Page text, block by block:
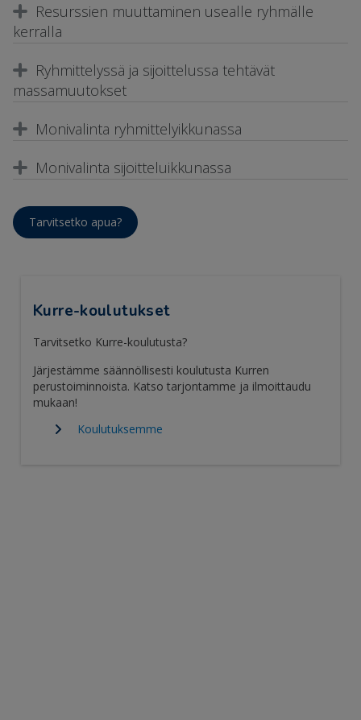
Resurssien muuttaminen usealle ryhmälle
kerralla
Ryhmittelyssä ja sijoittelussa tehtävät
massamuutokset
Monivalinta ryhmittelyikkunassa
Monivalinta sijoitteluikkunassa
Tarvitsetko apua?
Kurre-koulutukset
Tarvitsetko Kurre-koulutusta?
Järjestämme säännöllisesti koulutusta Kurren
perustoiminnoista. Katso tarjontamme ja ilmoittaudu
mukaan!
Koulutuksemme